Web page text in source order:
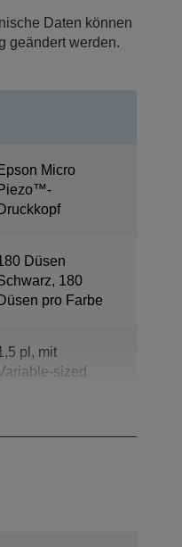
Daten können
geändert werden.
Epson Micro
Piezo™-
Druckkopf
Düsen
180
Düsen pro Farbe
pl, mit
sized